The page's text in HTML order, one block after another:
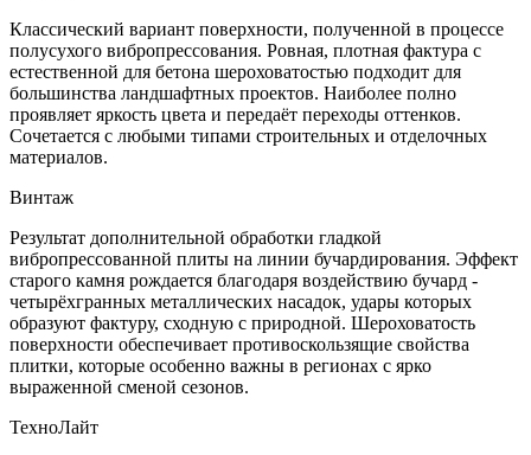
Классический вариант поверхности, полученной в процессе
полусухого вибропрессования. Ровная, плотная фактура с
естественной для бетона шероховатостью подходит для
большинства ландшафтных проектов. Наиболее полно
проявляет яркость цвета и передаёт переходы оттенков.
Сочетается с любыми типами строительных и отделочных
материалов.
Винтаж
Результат дополнительной обработки гладкой
вибропрессованной плиты на линии бучардирования. Эффект
старого камня рождается благодаря воздействию бучард -
четырёхгранных металлических насадок, удары которых
образуют фактуру, сходную с природной. Шероховатость
поверхности обеспечивает противоскользящие свойства
плитки, которые особенно важны в регионах с ярко
выраженной сменой сезонов.
ТехноЛайт